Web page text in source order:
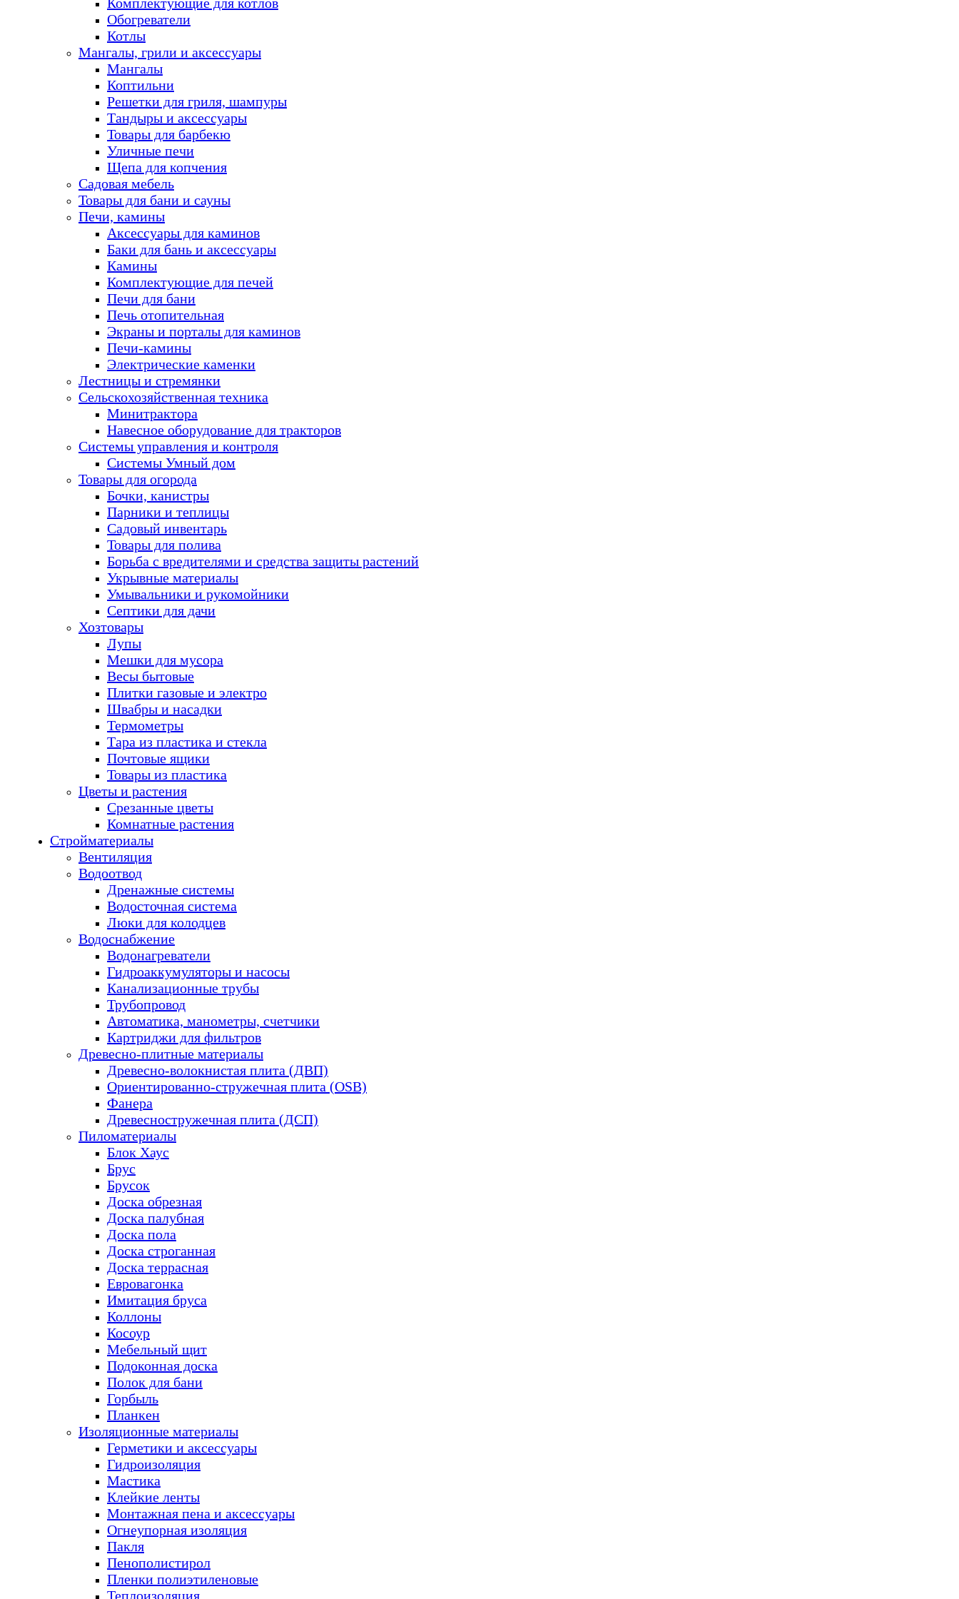
Обогреватели
Котлы
Мангалы, грили и аксессуары
Мангалы
Коптильни
Решетки для гриля, шампуры
Тандыры и аксессуары
Товары для барбекю
Уличные печи
Щепа для копчения
Садовая мебель
Товары для бани и сауны
Печи, камины
Аксессуары для каминов
Баки для бань и аксессуары
Камины
Комплектующие для печей
Печи для бани
Печь отопительная
Экраны и порталы для каминов
Печи-камины
Электрические каменки
Лестницы и стремянки
Сельскохозяйственная техника
Минитрактора
Навесное оборудование для тракторов
Системы управления и контроля
Системы Умный дом
Товары для огорода
Бочки, канистры
Парники и теплицы
Садовый инвентарь
Товары для полива
Борьба с вредителями и средства защиты растений
Укрывные материалы
Умывальники и рукомойники
Септики для дачи
Хозтовары
Лупы
Мешки для мусора
Весы бытовые
Плитки газовые и электро
Швабры и насадки
Термометры
Тара из пластика и стекла
Почтовые ящики
Товары из пластика
Цветы и растения
Срезанные цветы
Комнатные растения
Стройматериалы
Вентиляция
Водоотвод
Дренажные системы
Водосточная система
Люки для колодцев
Водоснабжение
Водонагреватели
Гидроаккумуляторы и насосы
Канализационные трубы
Трубопровод
Автоматика, манометры, счетчики
Картриджи для фильтров
Древесно-плитные материалы
Древесно-волокнистая плита (ДВП)
Ориентированно-стружечная плита (OSB)
Фанера
Древесностружечная плита (ДСП)
Пиломатериалы
Блок Хаус
Брус
Брусок
Доска обрезная
Доска палубная
Доска пола
Доска строганная
Доска террасная
Евровагонка
Имитация бруса
Коллоны
Косоур
Мебельный щит
Подоконная доска
Полок для бани
Горбыль
Планкен
Изоляционные материалы
Герметики и аксессуары
Гидроизоляция
Мастика
Клейкие ленты
Монтажная пена и аксессуары
Огнеупорная изоляция
Пакля
Пенополистирол
Пленки полиэтиленовые
Теплоизоляция